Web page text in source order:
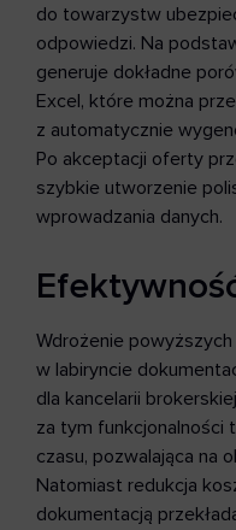
do towarzystw
odpowiedzi. Na
generuje dokładne
Excel, które można
z automatycznie
Po akceptacji oferty
szybkie utworzenie
wprowadzania danych.
Wdrożenie
w labiryncie
dla kancelarii
za tym funkcjonalności
czasu, pozwalająca na
Natomiast redukcja
dokumentacją